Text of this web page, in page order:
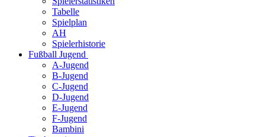
Tabelle
Spielplan
AH
Spielerhistorie
Fußball Jugend
A-Jugend
B-Jugend
C-Jugend
D-Jugend
E-Jugend
F-Jugend
Bambini